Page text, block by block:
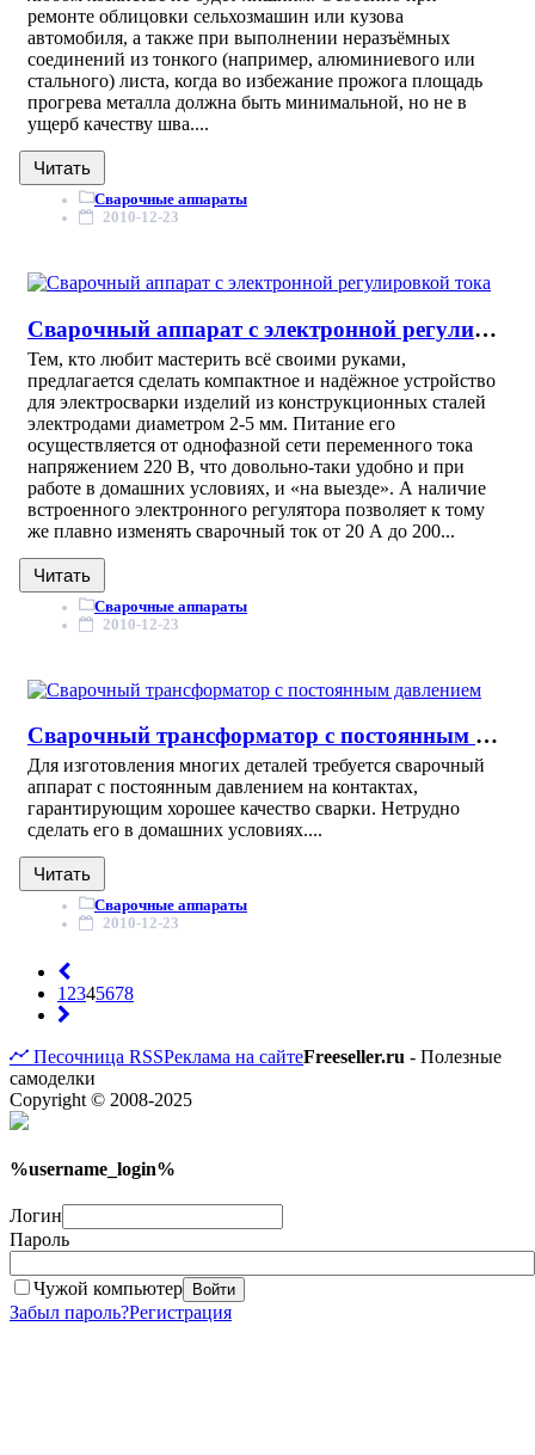
ремонте облицовки сельхозмашин или кузова
автомобиля, а также при выполнении неразъёмных
соединений из тонкого (например, алюминиевого или
стального) листа, когда во избежание прожога площадь
прогрева металла должна быть минимальной, но не в
ущерб качеству шва....
Читать
Сварочные аппараты
2010-12-23
Сварочный аппарат с электронной регулировкой тока
Тем, кто любит мастерить всё своими руками,
предлагается сделать компактное и надёжное устройство
для электросварки изделий из конструкционных сталей
электродами диаметром 2-5 мм. Питание его
осуществляется от однофазной сети переменного тока
напряжением 220 В, что довольно-таки удобно и при
работе в домашних условиях, и «на выезде». А наличие
встроенного электронного регулятора позволяет к тому
же плавно изменять сварочный ток от 20 А до 200...
Читать
Сварочные аппараты
2010-12-23
Сварочный трансформатор с постоянным давлением
Для изготовления многих деталей требуется сварочный
аппарат с постоянным давлением на контактах,
гарантирующим хорошее качество сварки. Нетрудно
сделать его в домашних условиях....
Читать
Сварочные аппараты
2010-12-23
1 2345678
Песочница RSSРеклама на сайтеFreeseller.ru - Полезные
самоделки
Copyright © 2008-2025
%username_login%
Логин
Пароль
Чужой компьютер Войти
Забыл пароль?Регистрация